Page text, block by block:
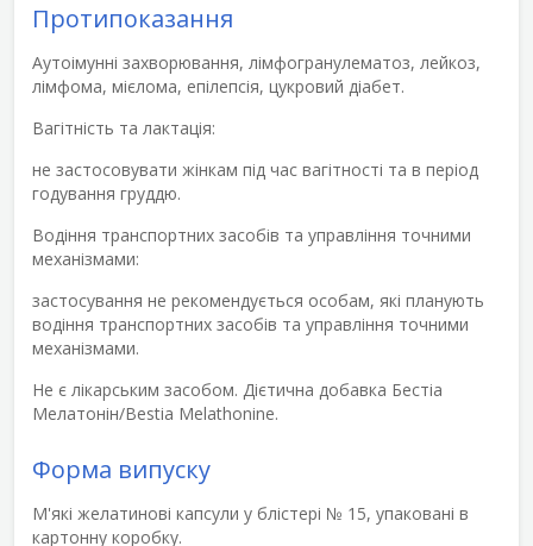
Протипоказання
Аутоімунні захворювання, лімфогранулематоз, лейкоз,
лімфома, мієлома, епілепсія, цукровий діабет.
Вагітність та лактація:
не застосовувати жінкам під час вагітності та в період
годування груддю.
Водіння транспортних засобів та управління точними
механізмами:
застосування не рекомендується особам, які планують
водіння транспортних засобів та управління точними
механізмами.
Не є лікарським засобом. Дієтична добавка Бестіа
Мелатонін/Bestia Melathonine.
Форма випуску
М'які желатинові капсули у блістері № 15, упаковані в
картонну коробку.